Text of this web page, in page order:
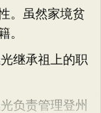
。虽然家境贫
。
继承祖上的职
负责管理登州